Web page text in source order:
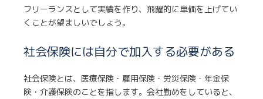
フリーランスとして実績を作り、飛躍的に単価を上げてい
くことが望ましいでしょう。
社会保険には自分で加入する必要がある
社会保険とは、医療保険・雇用保険・労災保険・年金保
険・介護保険のことを指します。会社勤めをしていると、